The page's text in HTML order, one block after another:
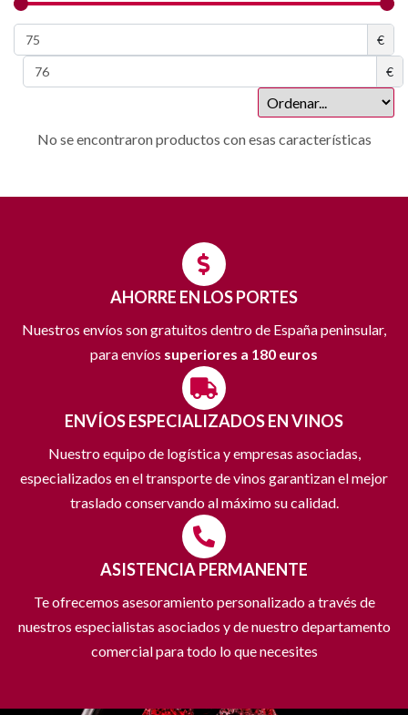
€
€
No se encontraron productos con esas características
AHORRE EN LOS PORTES
Nuestros envíos son gratuitos dentro de España peninsular,
para envíos superiores a 180 euros
ENVÍOS ESPECIALIZADOS EN VINOS
Nuestro equipo de logística y empresas asociadas,
especializados en el transporte de vinos garantizan el mejor
traslado conservando al máximo su calidad.
ASISTENCIA PERMANENTE
Te ofrecemos asesoramiento personalizado a través de
nuestros especialistas asociados y de nuestro departamento
comercial para todo lo que necesites